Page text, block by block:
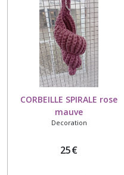
CORBEILLE SPIRALE rose
mauve
Decoration
25€